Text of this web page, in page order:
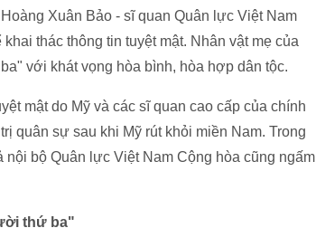
Xuân Bảo - sĩ quan Quân lực Việt Nam
thác thông tin tuyệt mật. Nhân vật mẹ của
với khát vọng hòa bình, hòa hợp dân tộc.
mật do Mỹ và các sĩ quan cao cấp của chính
quân sự sau khi Mỹ rút khỏi miền Nam. Trong
bộ Quân lực Việt Nam Cộng hòa cũng ngấm
thứ ba"